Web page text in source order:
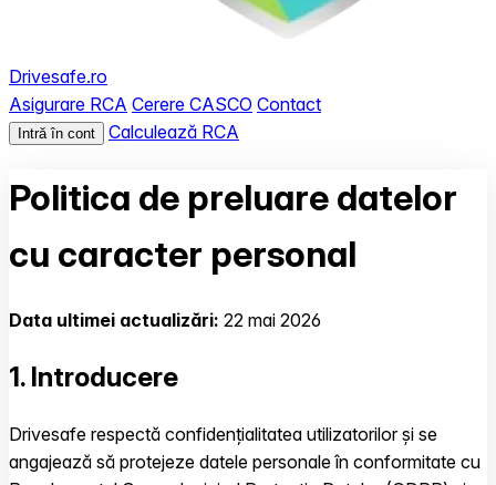
Drivesafe.ro
Asigurare RCA Cerere CASCO Contact
Intră în cont Calculează RCA
Politica de preluare datelor
cu caracter personal
Data ultimei actualizări: 22 mai 2026
1. Introducere
Drivesafe respectă confidențialitatea utilizatorilor și se
angajează să protejeze datele personale în conformitate cu